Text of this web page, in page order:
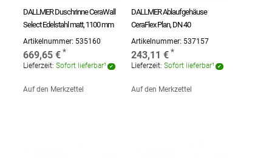
DALLMER Duschrinne CeraWall
Select Edelstahl matt, 1100 mm
Artikelnummer: 535160
669,65 €
Lieferzeit: Sofort lieferbar¹
Auf den Merkzettel
DALLMER Ablaufgehäuse
CeraFlex Plan, DN 40
Artikelnummer: 537157
243,11 €
Lieferzeit: Sofort lieferbar¹
Auf den Merkzettel